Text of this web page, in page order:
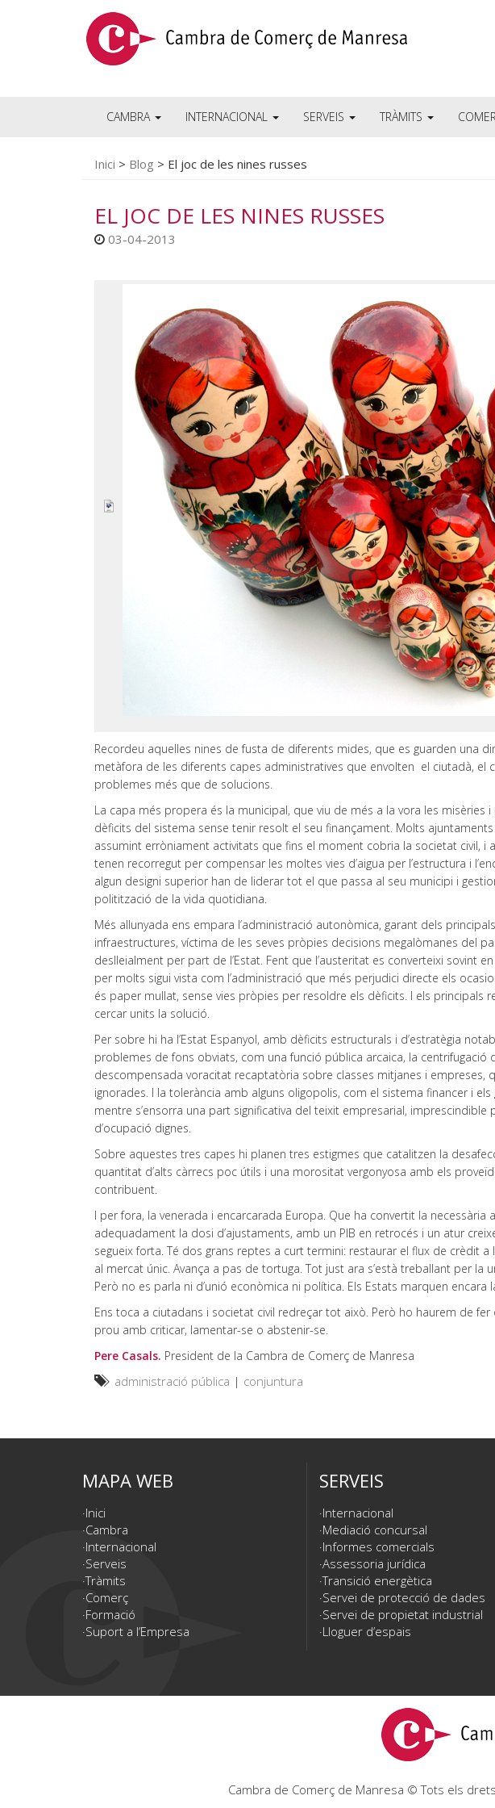
CAMBRA INTERNACIONAL SERVEIS TRÀMITS
Inici > Blog > El joc de les nines russes
EL JOC DE LES NINES RUSSES
03-04-2013
Recordeu aquelles nines de fusta de diferents mides, que es guarden una
metàfora de les diferents capes administratives que envolten el ciutadà, el
problemes més que de solucions.
La capa més propera és la municipal, que viu de més a la vora les misèries
dèficits del sistema sense tenir resolt el seu finançament. Molts
assumint erròniament activitats que fins el moment cobria la societat civil, i
tenen recorregut per compensar les moltes vies d’aigua per l’estructura i
algun designi superior han de liderar tot el que passa al seu municipi i
politització de la vida quotidiana.
Més allunyada ens empara l’administració autonòmica, garant dels
infraestructures, víctima de les seves pròpies decisions megalòmanes del
deslleialment per part de l’Estat. Fent que l’austeritat es converteixi sovint
per molts sigui vista com l’administració que més perjudici directe els
és paper mullat, sense vies pròpies per resoldre els dèficits. I els principals
cercar units la solució.
Per sobre hi ha l’Estat Espanyol, amb dèficits estructurals i d’estratègia
problemes de fons obviats, com una funció pública arcaica, la
descompensada voracitat recaptatòria sobre classes mitjanes i empreses,
ignorades. I la tolerància amb alguns oligopolis, com el sistema financer i
mentre s’ensorra una part significativa del teixit empresarial, imprescindible
d’ocupació dignes.
Sobre aquestes tres capes hi planen tres estigmes que catalitzen la
quantitat d’alts càrrecs poc útils i una morositat vergonyosa amb els
contribuent.
I per fora, la venerada i encarcarada Europa. Que ha convertit la
adequadament la dosi d’ajustaments, amb un PIB en retrocés i un atur
segueix forta. Té dos grans reptes a curt termini: restaurar el flux de crèdit
al mercat únic. Avança a pas de tortuga. Tot just ara s’està treballant per la
Però no es parla ni d’unió econòmica ni política. Els Estats marquen encara
Ens toca a ciutadans i societat civil redreçar tot això. Però ho haurem de
prou amb criticar, lamentar-se o abstenir-se.
Pere Casals. President de la Cambra de Comerç de Manresa
administració pública | conjuntura
MAPA WEB
Inici
Cambra
Internacional
Serveis
Tràmits
Comerç
Formació
Suport a l’Empresa
SERVEIS
Internacional
Mediació concursal
Informes comercials
Assessoria jurídica
Transició energètica
Servei de protecció de dades
Servei de propietat industrial
Lloguer d’espais
Cambra de Comerç de Manresa © Tots els